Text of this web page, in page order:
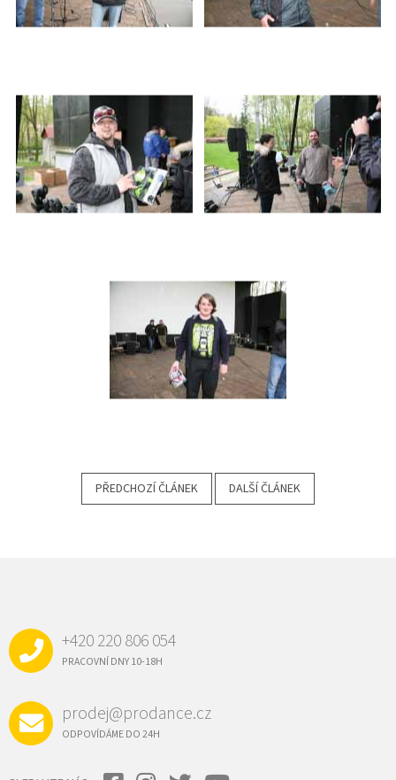
PŘEDCHOZÍ ČLÁNEK DALŠÍ ČLÁNEK
+420 220 806 054
PRACOVNÍ DNY 10-18H
prodej@prodance.cz
ODPOVÍDÁME DO 24H